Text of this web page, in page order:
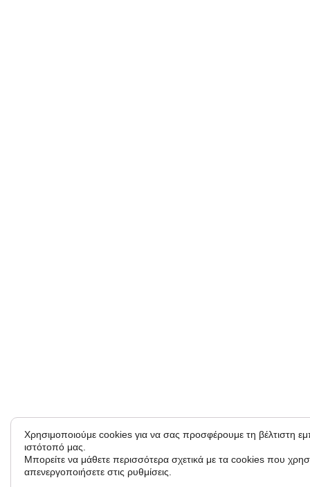
Χρησιμοποιούμε cookies για να σας προσφέρουμε τη βέλτιστη
ιστότοπό μας.
Μπορείτε να μάθετε περισσότερα σχετικά με τα cookies που
απενεργοποιήσετε στις ρυθμίσεις.